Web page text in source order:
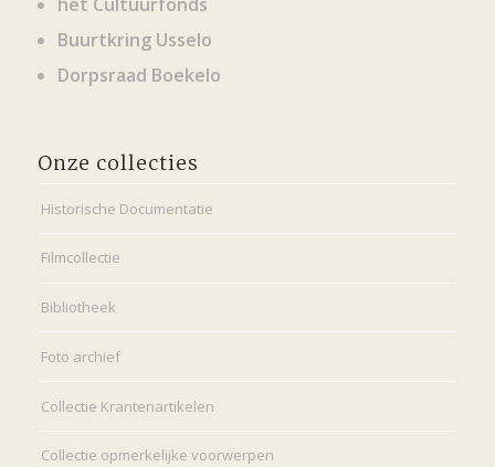
Buurtkring Usselo
Dorpsraad Boekelo
Onze collecties
Historische Documentatie
Filmcollectie
Bibliotheek
Foto archief
Collectie Krantenartikelen
Collectie opmerkelijke voorwerpen